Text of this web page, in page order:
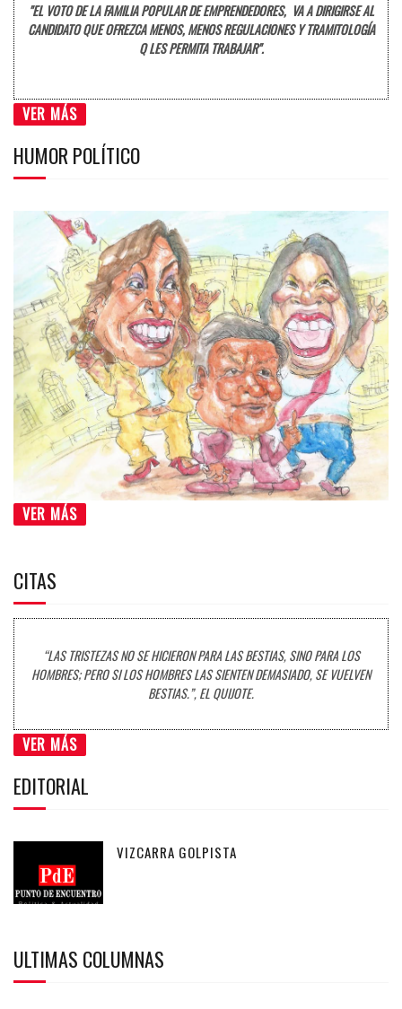
"EL VOTO DE LA FAMILIA POPULAR DE EMPRENDEDORES, VA A DIRIGIRSE AL
CANDIDATO QUE OFREZCA MENOS, MENOS REGULACIONES Y TRAMITOLOGÍA
Q LES PERMITA TRABAJAR".
VER MÁS
HUMOR POLÍTICO
VER MÁS
CITAS
“LAS TRISTEZAS NO SE HICIERON PARA LAS BESTIAS, SINO PARA LOS
HOMBRES; PERO SI LOS HOMBRES LAS SIENTEN DEMASIADO, SE VUELVEN
BESTIAS.”, EL QUIJOTE.
VER MÁS
EDITORIAL
VIZCARRA GOLPISTA
ULTIMAS COLUMNAS